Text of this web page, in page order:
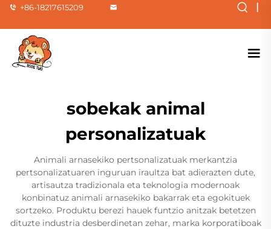
+86-18217615209 |
sobekak animal
personalizatuak
Animali arnasekiko pertsonalizatuak merkantzia
pertsonalizatuaren inguruan iraultza bat adierazten dute,
artisautza tradizionala eta teknologia modernoak
konbinatuz animali arnasekiko bakarrak eta egokituek
sortzeko. Produktu berezi hauek funtzio anitzak betetzen
dituzte industria desberdinetan zehar, marka korporatiboak